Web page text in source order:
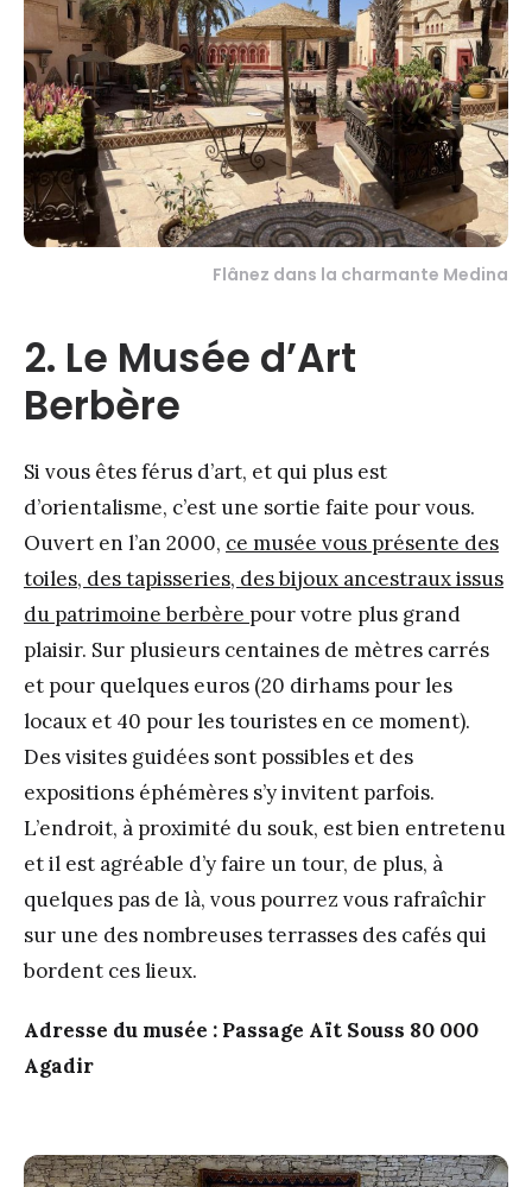
Flânez dans la charmante Medina
2. Le Musée d’Art
Berbère
Si vous êtes férus d’art, et qui plus est
d’orientalisme, c’est une sortie faite pour vous.
Ouvert en l’an 2000, ce musée vous présente des
toiles, des tapisseries, des bijoux ancestraux issus
du patrimoine berbère pour votre plus grand
plaisir. Sur plusieurs centaines de mètres carrés
et pour quelques euros (20 dirhams pour les
locaux et 40 pour les touristes en ce moment).
Des visites guidées sont possibles et des
expositions éphémères s’y invitent parfois.
L’endroit, à proximité du souk, est bien entretenu
et il est agréable d’y faire un tour, de plus, à
quelques pas de là, vous pourrez vous rafraîchir
sur une des nombreuses terrasses des cafés qui
bordent ces lieux.
Adresse du musée : Passage Aït Souss 80 000
Agadir